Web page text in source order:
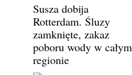
Susza dobija
Rotterdam. Śluzy
zamknięte, zakaz
poboru wody w całym
regionie